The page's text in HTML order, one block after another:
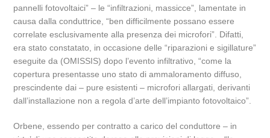
pannelli fotovoltaici” – le “infiltrazioni, massicce”, lamentate in
causa dalla conduttrice, “ben difficilmente possano essere
correlate esclusivamente alla presenza dei microfori”. Difatti,
era stato constatato, in occasione delle “riparazioni e sigillature”
eseguite da (OMISSIS) dopo l’evento infiltrativo, “come la
copertura presentasse uno stato di ammaloramento diffuso,
prescindente dai – pure esistenti – microfori allargati, derivanti
dall’installazione non a regola d’arte dell’impianto fotovoltaico”.
Orbene, essendo per contratto a carico del conduttore – in